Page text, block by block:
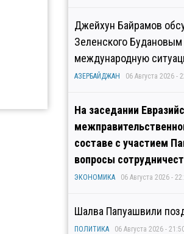
Джейхун Байрамов
Зеленского
международную
АЗЕРБАЙДЖАН 06 Августа 2026 -
На заседании
составе с участием
вопросы
ЭКОНОМИКА 06 Августа 2026 -
Шалва Папуашвили
ПОЛИТИКА 06 Августа 2026 -